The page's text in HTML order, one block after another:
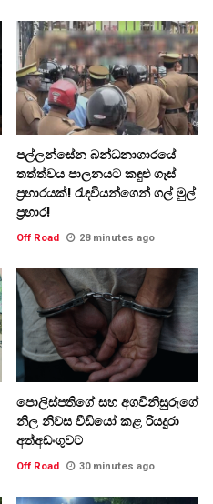
පල්ලන්සේන බන්ධනාගාරයේ
තත්ත්වය පාලනයට කඳුළු ගෑස්
ප්‍රහාරයක්! රැඳවියන්ගෙන් ගල් මුල්
ප්‍රහාර!
Off Road 28 minutes ago
පොලිස්පතිගේ සහ අගවිනිසුරුගේ
නිල නිවස වීඩියෝ කළ රියදුරා
අත්අඩංගුවට
Off Road 30 minutes ago